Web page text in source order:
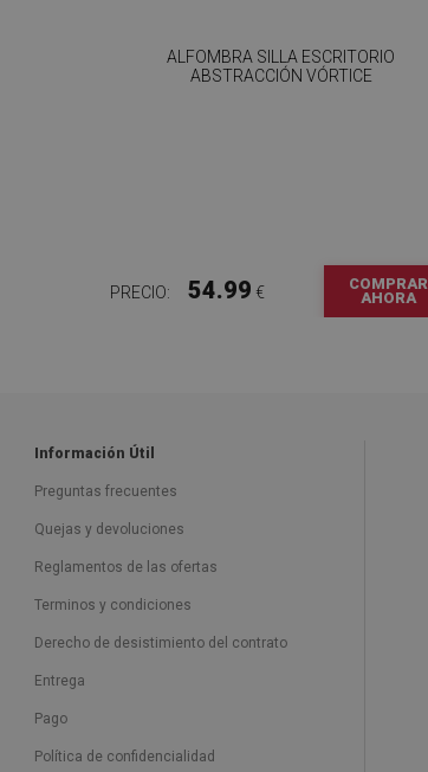
ALFOMBRA SILLA ESCRITORIO
ABSTRACCIÓN VÓRTICE
PRECIO: 54.99 €
COMPRAR
AHORA
Información Útil
Preguntas frecuentes
Quejas y devoluciones
Reglamentos de las ofertas
Terminos y condiciones
Derecho de desistimiento del contrato
Entrega
Pago
Política de confidencialidad